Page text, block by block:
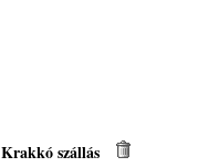
Krakkó szállás